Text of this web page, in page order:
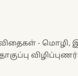
- மொழி,